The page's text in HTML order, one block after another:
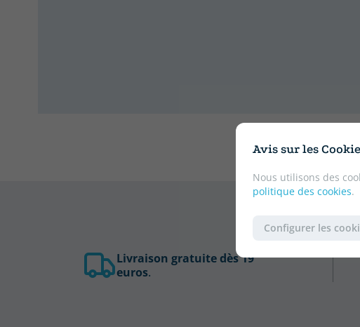
Avis sur les
Nous utilisons des
politique des cookies.
Configurer les
Livraison gratuite dès 19
euros.